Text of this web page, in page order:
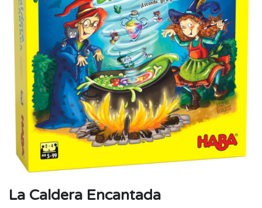
La Caldera Encantada